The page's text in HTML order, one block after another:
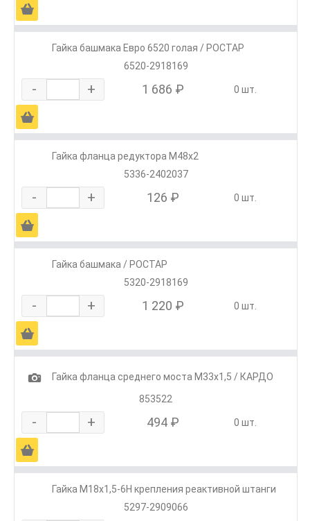
Ä
Гайка башмака Евро 6520 голая / РОСТАР
6520-2918169
- + 1 686 ₽ 0 шт.
Ä
Гайка фланца редуктора М48х2
5336-2402037
- + 126 ₽ 0 шт.
Ä
Гайка башмака / РОСТАР
5320-2918169
- + 1 220 ₽ 0 шт.
Ä
1
Гайка фланца среднего моста М33х1,5 / КАРДО
853522
- + 494 ₽ 0 шт.
Ä
Гайка М18х1,5-6Н крепления реактивной штанги
5297-2909066